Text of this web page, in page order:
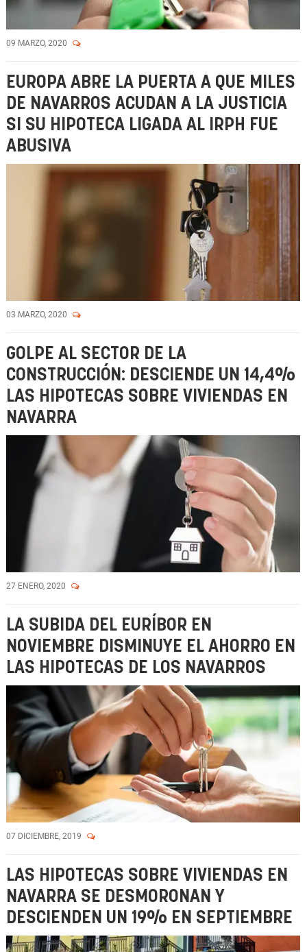
09 MARZO, 2020
EUROPA ABRE LA PUERTA A QUE MILES
DE NAVARROS ACUDAN A LA JUSTICIA
SI SU HIPOTECA LIGADA AL IRPH FUE
ABUSIVA
03 MARZO, 2020
GOLPE AL SECTOR DE LA
CONSTRUCCIÓN: DESCIENDE UN 14,4%
LAS HIPOTECAS SOBRE VIVIENDAS EN
NAVARRA
27 ENERO, 2020
LA SUBIDA DEL EURÍBOR EN
NOVIEMBRE DISMINUYE EL AHORRO EN
LAS HIPOTECAS DE LOS NAVARROS
07 DICIEMBRE, 2019
LAS HIPOTECAS SOBRE VIVIENDAS EN
NAVARRA SE DESMORONAN Y
DESCIENDEN UN 19% EN SEPTIEMBRE